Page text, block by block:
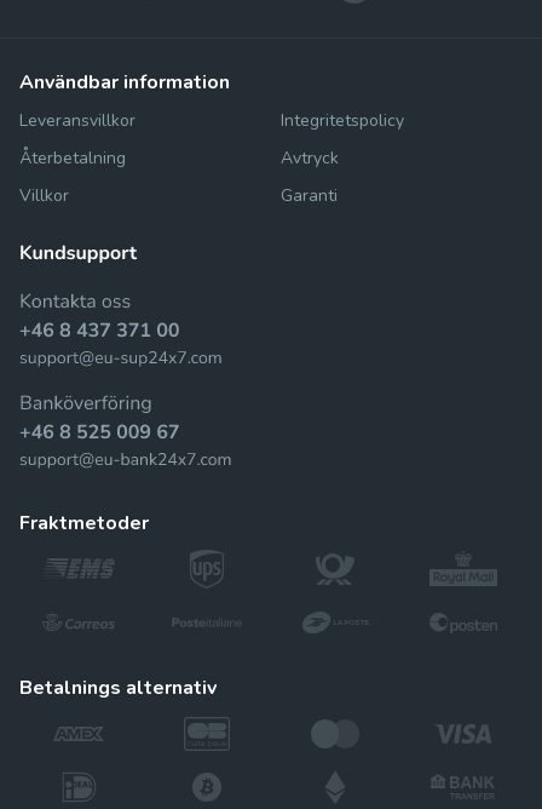
användbar information
Leveransvillkor
Återbetalning
Villkor
Integritetspolicy
Avtryck
Garanti
fraktmetoder
betalnings alternativ